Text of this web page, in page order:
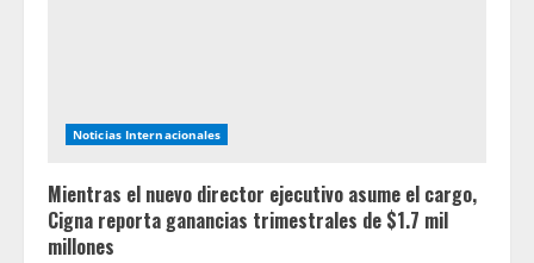
Noticias Internacionales
Mientras el nuevo director ejecutivo asume el cargo,
Cigna reporta ganancias trimestrales de $1.7 mil
millones